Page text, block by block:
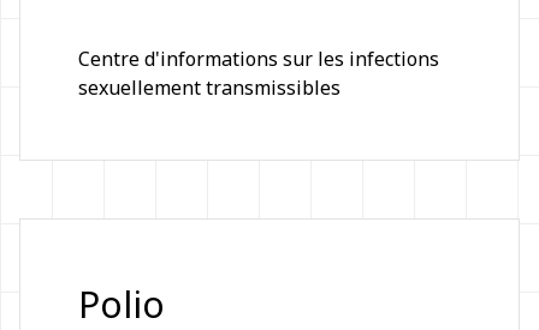
Centre d'informations sur les infections
sexuellement transmissibles
Polio